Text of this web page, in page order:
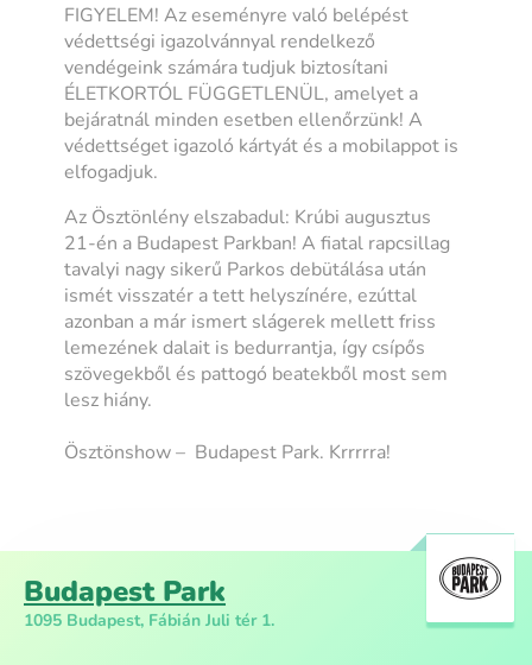
FIGYELEM! Az eseményre való belépést
védettségi igazolvánnyal rendelkező
vendégeink számára tudjuk biztosítani
ÉLETKORTÓL FÜGGETLENÜL, amelyet a
bejáratnál minden esetben ellenőrzünk! A
védettséget igazoló kártyát és a mobilappot is
elfogadjuk.
Az Ösztönlény elszabadul: Krúbi augusztus
21-én a Budapest Parkban! A fiatal rapcsillag
tavalyi nagy sikerű Parkos debütálása után
ismét visszatér a tett helyszínére, ezúttal
azonban a már ismert slágerek mellett friss
lemezének dalait is bedurrantja, így csípős
szövegekből és pattogó beatekből most sem
lesz hiány.
Ösztönshow – Budapest Park. Krrrrra!
Budapest Park
1095 Budapest, Fábián Juli tér 1.